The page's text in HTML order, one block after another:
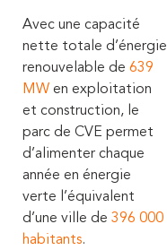
Avec une capacité
nette totale d’énergie
renouvelable de 639
MW en exploitation
et construction, le
parc de CVE permet
d’alimenter chaque
année en énergie
verte l’équivalent
d’une ville de 396 000
habitants.